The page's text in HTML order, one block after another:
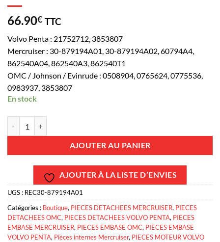
66.90€ TTC
Volvo Penta : 21752712, 3853807
Mercruiser : 30-879194A01, 30-879194A02, 60794A4,
862540A04, 862540A3, 862540T1
OMC / Johnson / Evinrude : 0508904, 0765624, 0775536,
0983937, 3853807
En stock
AJOUTER AU PANIER
AJOUTER À LA LISTE D’ENVIES
UGS : REC30-879194A01
Catégories : Boutique, PIECES DETACHEES MERCRUISER, PIECES
DETACHEES OMC, PIECES DETACHEES VOLVO PENTA, PIECES
EMBASE MERCRUISER, PIECES EMBASE OMC, PIECES EMBASE
VOLVO PENTA, Pièces internes Mercruiser, PIECES MOTEUR VOLVO